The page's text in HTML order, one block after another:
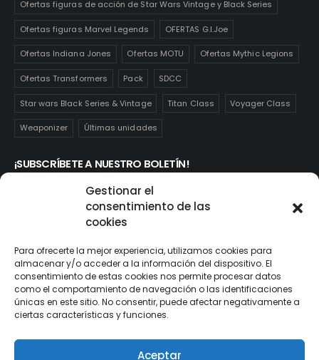
Gestionar el
consentimiento de las
cookies
Para ofrecerte la mejor experiencia, utilizamos cookies para
almacenar y/o acceder a la información del dispositivo. El
consentimiento de estas cookies nos permite procesar datos
como el comportamiento de navegación o las identificaciones
únicas en este sitio. No consentir, puede afectar negativamente a
ciertas características y funciones.
Aceptar
Ofertas figuras de acción de Star Wars Vintage y Black Series
Ofertas figuras Marvel Legends OFERTAS G.I.Joe
Ofertas Indiana Jones Ofertas MOTU Ofertas Mythic Legions
Ofertas Transformers Pack SDCC
Star wars Black Series & Vintage Titan Class Voyager Class
Weaponizer Últimas unidades
¡SUBSCRÍBETE A NUESTRO BOLETÍN!
Te mantendrás informado de las novedades y ofertas que
realmente te interesan. Subscríbete aquí: